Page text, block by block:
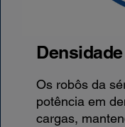
Os robôs da
potência em
cargas,